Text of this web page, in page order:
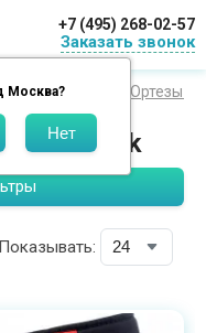
Москва?
+7 (495) 268-02-57
Заказать звонок
Отто Бокк Ортезы
Otto Bоck
Показывать: